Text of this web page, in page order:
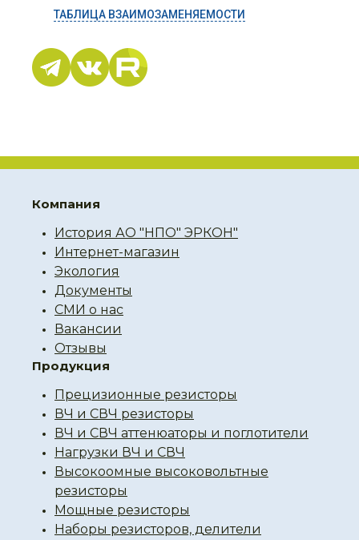
ТАБЛИЦА ВЗАИМОЗАМЕНЯЕМОСТИ
Компания
История АО "НПО" ЭРКОН"
Интернет-магазин
Экология
Документы
СМИ о нас
Вакансии
Отзывы
Продукция
Прецизионные резисторы
ВЧ и СВЧ резисторы
ВЧ и СВЧ аттенюаторы и поглотители
Нагрузки ВЧ и СВЧ
Высокоомные высоковольтные
резисторы
Мощные резисторы
Наборы резисторов, делители